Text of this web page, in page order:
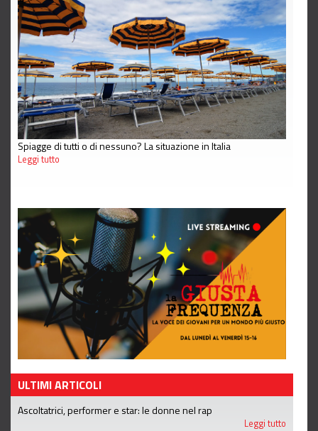
Spiagge di tutti o di nessuno? La situazione in Italia
Leggi tutto
ULTIMI ARTICOLI
Ascoltatrici, performer e star: le donne nel rap
Leggi tutto